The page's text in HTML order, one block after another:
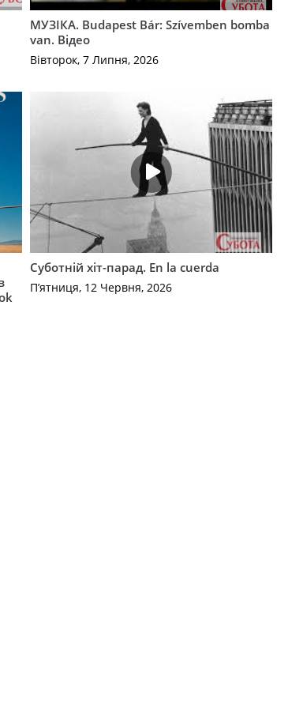
МУЗІКА. Budapest Bár: Szívemben bomba
van. Відео
Вівторок, 7 Липня, 2026
Суботній хіт-парад. En la cuerda
П’ятниця, 12 Червня, 2026